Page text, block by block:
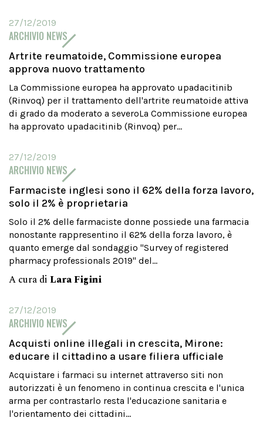
27/12/2019
ARCHIVIO NEWS
Artrite reumatoide, Commissione europea
approva nuovo trattamento
La Commissione europea ha approvato upadacitinib
(Rinvoq) per il trattamento dell'artrite reumatoide attiva
di grado da moderato a severoLa Commissione europea
ha approvato upadacitinib (Rinvoq) per...
27/12/2019
ARCHIVIO NEWS
Farmaciste inglesi sono il 62% della forza lavoro,
solo il 2% è proprietaria
Solo il 2% delle farmaciste donne possiede una farmacia
nonostante rappresentino il 62% della forza lavoro, è
quanto emerge dal sondaggio "Survey of registered
pharmacy professionals 2019" del...
A cura di Lara Figini
27/12/2019
ARCHIVIO NEWS
Acquisti online illegali in crescita, Mirone:
educare il cittadino a usare filiera ufficiale
Acquistare i farmaci su internet attraverso siti non
autorizzati è un fenomeno in continua crescita e l'unica
arma per contrastarlo resta l'educazione sanitaria e
l'orientamento dei cittadini...